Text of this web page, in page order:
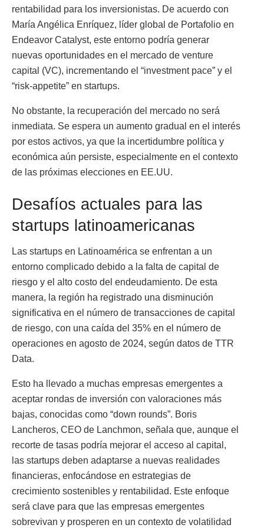
rentabilidad para los inversionistas. De acuerdo con
María Angélica Enríquez, líder global de Portafolio en
Endeavor Catalyst, este entorno podría generar
nuevas oportunidades en el mercado de venture
capital (VC), incrementando el “investment pace” y el
“risk-appetite” en startups.
No obstante, la recuperación del mercado no será
inmediata. Se espera un aumento gradual en el interés
por estos activos, ya que la incertidumbre política y
económica aún persiste, especialmente en el contexto
de las próximas elecciones en EE.UU.
Desafíos actuales para las
startups latinoamericanas
Las startups en Latinoamérica se enfrentan a un
entorno complicado debido a la falta de capital de
riesgo y el alto costo del endeudamiento. De esta
manera, la región ha registrado una disminución
significativa en el número de transacciones de capital
de riesgo, con una caída del 35% en el número de
operaciones en agosto de 2024, según datos de TTR
Data.
Esto ha llevado a muchas empresas emergentes a
aceptar rondas de inversión con valoraciones más
bajas, conocidas como “down rounds”. Boris
Lancheros, CEO de Lanchmon, señala que, aunque el
recorte de tasas podría mejorar el acceso al capital,
las startups deben adaptarse a nuevas realidades
financieras, enfocándose en estrategias de
crecimiento sostenibles y rentabilidad. Este enfoque
será clave para que las empresas emergentes
sobrevivan y prosperen en un contexto de volatilidad